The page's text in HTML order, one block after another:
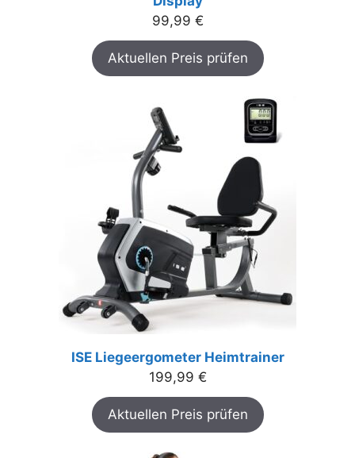
99,99 €
Aktuellen Preis prüfen
ISE Liegeergometer Heimtrainer
199,99 €
Aktuellen Preis prüfen